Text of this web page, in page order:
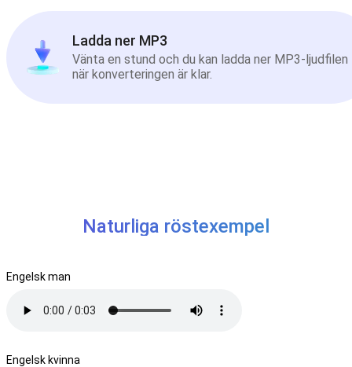
Ladda ner MP3
Vänta en stund och du kan ladda ner MP3-ljudfilen
när konverteringen är klar.
Naturliga röstexempel
Engelsk man
Engelsk kvinna